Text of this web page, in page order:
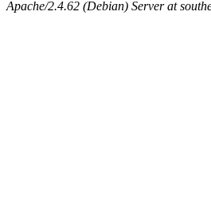
Apache/2.4.62 (Debian) Server at